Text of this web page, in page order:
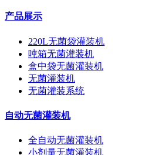
产品展示
220L无菌袋灌装机
吨箱无菌灌装机
盒中袋无菌灌装机
无菌灌装机
无菌灌装系统
自动无菌灌装机
全自动无菌灌装机
小剂量无菌灌装机